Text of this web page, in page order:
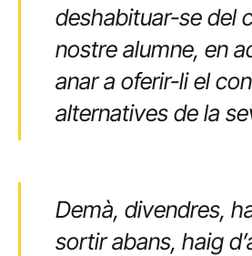
deshabituar-se del
nostre alumne, en
anar a oferir-li el
alternatives de la
Demà, divendres,
sortir abans, haig